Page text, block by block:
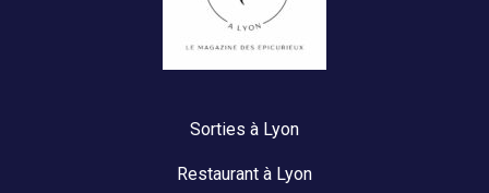
Sorties à Lyon
Restaurant à Lyon